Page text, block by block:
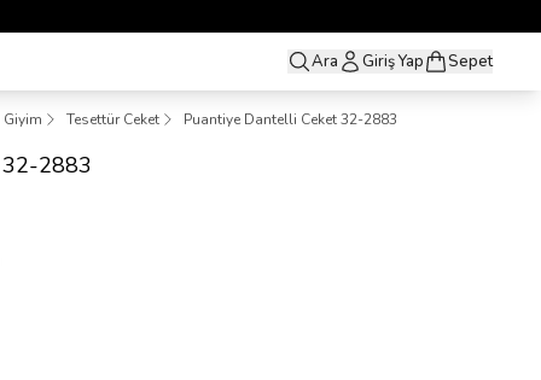
Ara Giriş Yap Sepet
Giyim Tesettür Ceket Puantiye Dantelli Ceket 32-2883
32-2883